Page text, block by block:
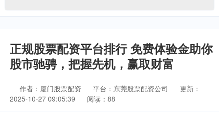
正规股票配资平台排行 免费体验金助你
股市驰骋，把握先机，赢取财富
作者：厦门股票配资 平台：东莞股票配资公司
更新：
2025-10-27 09:05:39
阅读：88